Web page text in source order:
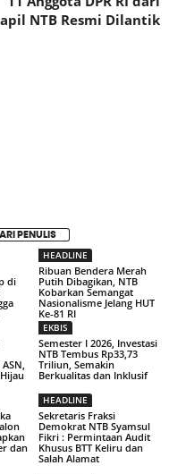
NTB Resmi Dilantik
PENULIS
di
HEADLINE
Ribuan Bendera Merah
Putih Dibagikan, NTB
Kobarkan Semangat
Nasionalisme Jelang HUT
Ke-81 RI
EKBIS
Semester I 2026, Investasi
NTB Tembus Rp33,73
Triliun, Semakin
Berkualitas dan Inklusif
dan
HEADLINE
Sekretaris Fraksi
Demokrat NTB Syamsul
Fikri : Permintaan Audit
Khusus BTT Keliru dan
Salah Alamat